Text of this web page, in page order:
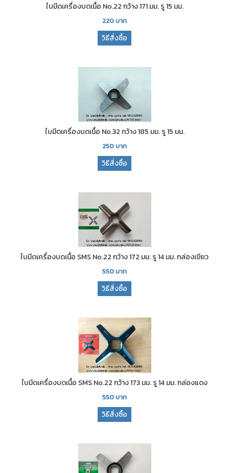
ใบมีดเครื่องบดเนื้อ No.22 กว้าง 171 มม. รู 15 มม.
220บาท
วิธีสั่งซื้อ
ใบมีดเครื่องบดเนื้อ No.32 กว้าง 185 มม. รู 15 มม.
250บาท
วิธีสั่งซื้อ
ใบมีดเครื่องบดเนื้อ SMS No.22 กว้าง 172 มม. รู 14 มม. กล่องเขียว
550บาท
วิธีสั่งซื้อ
ใบมีดเครื่องบดเนื้อ SMS No.22 กว้าง 173 มม. รู 14 มม. กล่องแดง
550บาท
วิธีสั่งซื้อ